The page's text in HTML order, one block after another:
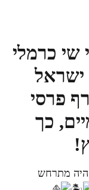
כרמלי
ישראל
פרסי
כך
היה מתרחש